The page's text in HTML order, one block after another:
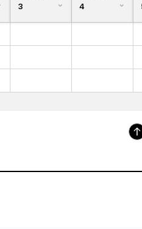
3
4